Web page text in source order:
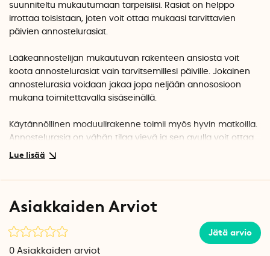
suunniteltu mukautumaan tarpeisiisi. Rasiat on helppo
irrottaa toisistaan, joten voit ottaa mukaasi tarvittavien
päivien annostelurasiat.
Lääkeannostelijan mukautuvan rakenteen ansiosta voit
koota annostelurasiat vain tarvitsemillesi päiville. Jokainen
annostelurasia voidaan jakaa jopa neljään annososioon
mukana toimitettavalla sisäseinällä.
Käytännöllinen moduulirakenne toimii myös hyvin matkoilla.
Annostelurasia on vähän tilaa vievä ja sen avulla voit ottaa
mukaasi kaikki päivän pillerit.
Asiakkaiden Arviot
Jätä arvio
0 Asiakkaiden arviot